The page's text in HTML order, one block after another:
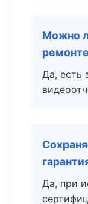
Можно
Да, есть
Да, при